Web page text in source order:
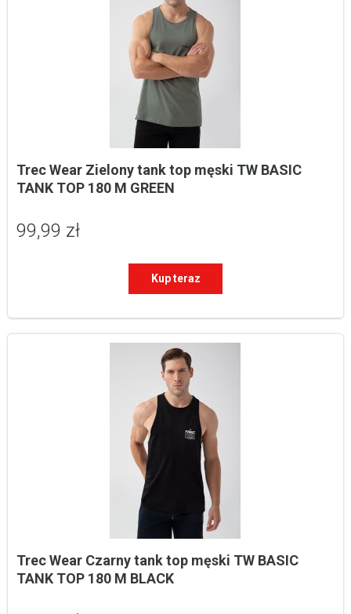
Trec Wear Zielony tank top męski TW BASIC
TANK TOP 180 M GREEN
99,99 zł
Kup teraz
Trec Wear Czarny tank top męski TW BASIC
TANK TOP 180 M BLACK